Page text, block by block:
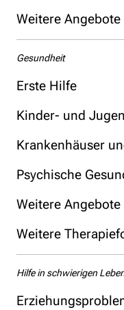
Weitere Angebote
Gesundheit
Erste Hilfe
Kinder- und
Krankenhäuser
Psychische
Weitere Angebote
Weitere
Hilfe in schwierigen